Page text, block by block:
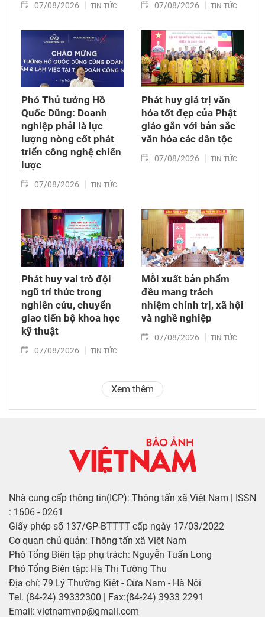
07/08/2026 TIN TỨC 07/08/2026 TIN TỨC
Phó Thủ tướng Hồ
Quốc Dũng: Doanh
nghiệp phải là lực
lượng nòng cốt phát
triển công nghệ chiến
lược
07/08/2026 TIN TỨC
Phát huy giá trị văn
hóa tốt đẹp của Phật
giáo gắn với bản sắc
văn hóa các dân tộc
07/08/2026 TIN TỨC
Phát huy vai trò đội
ngũ trí thức trong
nghiên cứu, chuyển
giao tiến bộ khoa học
kỹ thuật
07/08/2026 TIN TỨC
Mỗi xuất bản phẩm
đều mang trách
nhiệm chính trị, xã hội
và nghề nghiệp
07/08/2026 TIN TỨC
Xem thêm
Nhà cung cấp thông tin(ICP): Thông tấn xã Việt Nam | ISSN
: 1606 - 0261
Giấy phép số 137/GP-BTTTT cấp ngày 17/03/2022
Cơ quan chủ quản: Thông tấn xã Việt Nam
Phó Tổng Biên tập phụ trách: Nguyễn Tuấn Long
Phó Tổng Biên tập: Hà Thị Tường Thu
Địa chỉ: 79 Lý Thường Kiệt - Cửa Nam - Hà Nội
Tel. (84-24) 39332300 | Fax:(84-24) 3933 2291
Email: vietnamvnp@gmail.com